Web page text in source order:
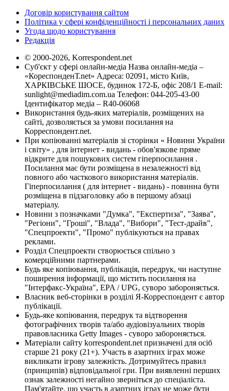
Договір користування сайтом
Політика у сфері конфіденційності і персональних даних
Угода щодо користування
Редакція
© 2000-2026, Korrespondent.net
Суб'єкт у сфері онлайн-медіа Назва онлайн-медіа –
«КореспонденТ.net» Адреса: 02091, місто Київ,
ХАРКІВСЬКЕ ШОСЕ, будинок 172-Б, офіс 208/1 E-mail:
sunlight@mediadim.com.ua Телефон: 044-205-43-00
Ідентифікатор медіа – R40-06068
Використання будь-яких матеріалів, розміщених на
сайті, дозволяється за умови посилання на
Корреспондент.net.
При копіюванні матеріалів зі сторінки « Новини України
і світу» , для інтернет - видань - обов'язкове пряме
відкрите для пошукових систем гіперпосилання .
Посилання має бути розміщена в незалежності від
повного або часткового використання матеріалів.
Гіперпосилання ( для інтернет - видань) - повинна бути
розміщена в підзаголовку або в першому абзаці
матеріалу.
Новини з позначками "Думка", "Експертиза", "Заява",
"Регіони", "Гроші", "Влада", "Вибори", "Тест-драйв",
"Спецпроекти", "Промо" публікуються на правах
реклами.
Розділ Спецпроекти створюється спільно з
комерційними партнерами.
Будь яке копіювання, публікація, передрук, чи наступне
поширення інформації, що містить посилання на
"Інтерфакс-Україна", EPA / UPG, суворо забороняється.
Власник веб-сторінки в розділі Я-Корреспондент є автор
публікації.
Будь-яке копіювання, передрук та відтворення
фотографічних творів та/або аудіовізуальних творів
правовласника Getty Images - суворо забороняється.
Матеріали сайту korrespondent.net призначені для осіб
старше 21 року (21+). Участь в азартних іграх може
викликати ігрову залежність. Дотримуйтесь правил
(принципів) відповідальної гри. При виявленні перших
ознак залежності негайно зверніться до спеціаліста.
Пам'ятайте, що участь в азартних іграх не може бути